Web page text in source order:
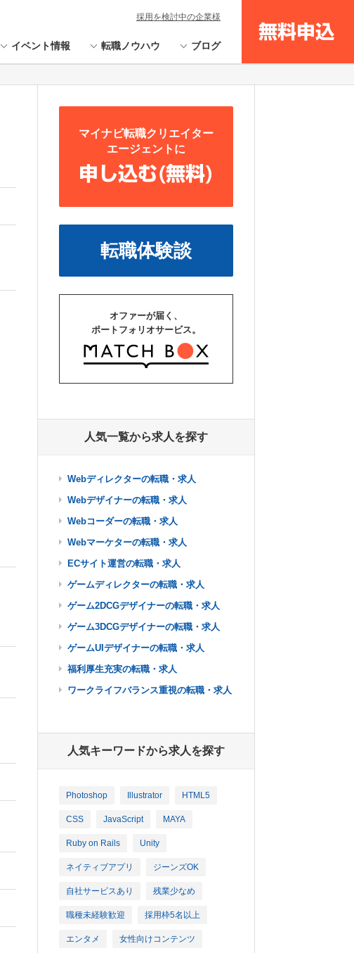
イベント情報 転職ノウハウ ブログ
無料申込
採用を検討中の企業様
マイナビ転職クリエイター
エージェントに
申し込む(無料)
転職体験談
オファーが届く、
ポートフォリオサービス。
人気一覧から求人を探す
Webディレクターの転職・求人
Webデザイナーの転職・求人
Webコーダーの転職・求人
Webマーケターの転職・求人
ECサイト運営の転職・求人
ゲームディレクターの転職・求人
ゲーム2DCGデザイナーの転職・求人
ゲーム3DCGデザイナーの転職・求人
ゲームUIデザイナーの転職・求人
福利厚生充実の転職・求人
ワークライフバランス重視の転職・求人
人気キーワードから求人を探す
Photoshop Illustrator HTML5
CSS JavaScript MAYA
Ruby on Rails Unity
ネイティブアプリ ジーンズOK
自社サービスあり 残業少なめ
職種未経験歓迎 採用枠5名以上
エンタメ 女性向けコンテンツ